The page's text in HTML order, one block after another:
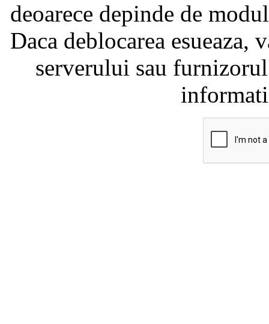
deoarece depinde de
Daca deblocarea
serverului sau